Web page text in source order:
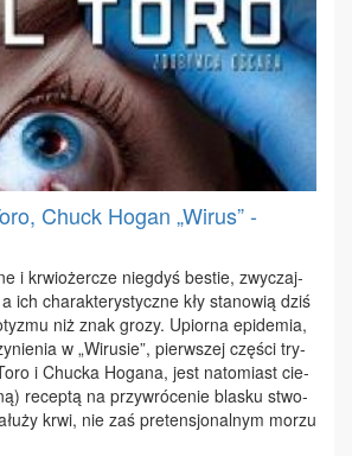
Chuck Hogan „Wirus” -
i krwio­żer­cze nie­gdyś be­stie, zwy­czaj­
ich cha­rak­te­ry­stycz­ne kły sta­no­wią dziś
niż znak gro­zy. Upior­na epi­de­mia,
w „Wi­ru­sie”, pierw­szej czę­ści try­
i Chuc­ka Ho­ga­na, jest na­to­miast cie­
re­cep­tą na przy­wró­ce­nie bla­sku stwo­
krwi, nie zaś pre­ten­sjo­nal­nym mo­rzu